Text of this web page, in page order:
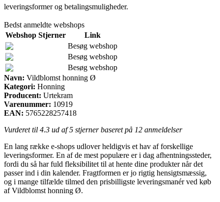
leveringsformer og betalingsmuligheder.
Bedst anmeldte webshops
Webshop Stjerner
Link
Besøg webshop
Besøg webshop
Besøg webshop
Navn: Vildblomst honning Ø
Kategori: Honning
Producent: Urtekram
Varenummer: 10919
EAN: 5765228257418
Vurderet til 4.3 ud af 5 stjerner baseret på 12 anmeldelser
En lang række e-shops udlover heldigvis et hav af forskellige
leveringsformer. En af de mest populære er i dag afhentningssteder,
fordi du så har fuld fleksibilitet til at hente dine produkter når det
passer ind i din kalender. Fragtformen er jo rigtig hensigtsmæssig,
og i mange tilfælde tilmed den prisbilligste leveringsmanér ved køb
af Vildblomst honning Ø.